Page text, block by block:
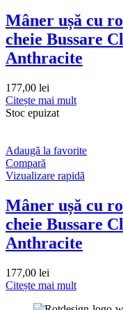
Mâner ușă cu
cheie Bussare
Anthracite
177,00 lei
Citește mai mult
Stoc epuizat
Adaugă la favorite
Compară
Vizualizare rapidă
Mâner ușă cu
cheie Bussare
Anthracite
177,00 lei
Citește mai mult